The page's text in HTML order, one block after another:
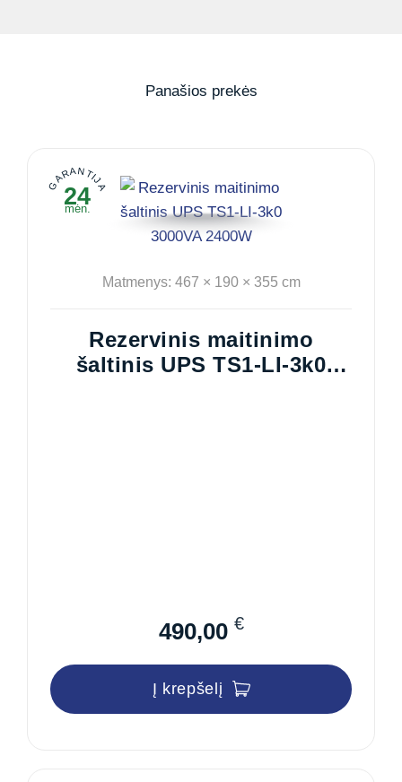
Panašios prekės
GARANTIJA
24
mėn.
Matmenys: 467 × 190 × 355 cm
Rezervinis maitinimo
šaltinis UPS TS1-LI-3k0
490,00 €
Į krepšelį